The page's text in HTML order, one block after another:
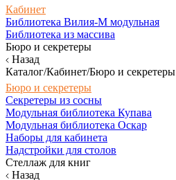
Кабинет
Библиотека Вилия-М модульная
Библиотека из массива
Бюро и секретеры
Назад
Каталог/Кабинет/Бюро и секретеры
Бюро и секретеры
Секретеры из сосны
Модульная библиотека Купава
Модульная библиотека Оскар
Наборы для кабинета
Надстройки для столов
Стеллаж для книг
Назад